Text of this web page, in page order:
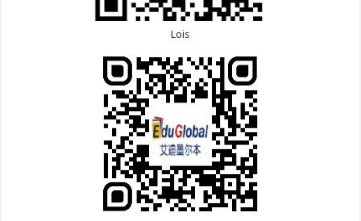
Lois